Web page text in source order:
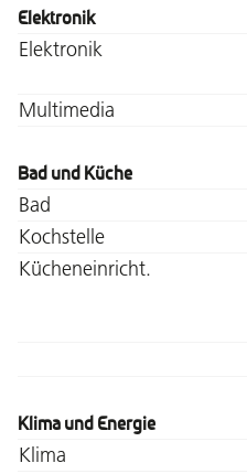
Elektronik
Elektronik
Multimedia
Bad und Küche
Bad
Kochstelle
Kücheneinricht.
Klima und Energie
Klima